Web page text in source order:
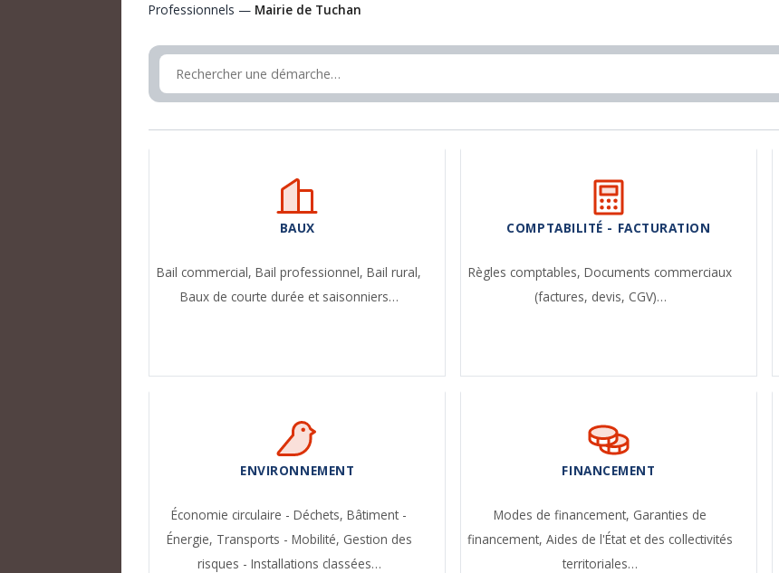
Professionnels — Mairie de Tuchan
BAUX
Bail commercial,Bail professionnel,Bail rural,
Baux de courte durée et saisonniers…
COMPTABILITÉ - FACTURATION
Règles comptables,Documents commerciaux
(factures, devis, CGV)…
ENVIRONNEMENT
Économie circulaire - Déchets,Bâtiment -
Énergie, Transports - Mobilité, Gestion des
risques - Installations classées…
FINANCEMENT
Modes de financement, Garanties de
financement,Aides de l'État et des collectivités
territoriales…